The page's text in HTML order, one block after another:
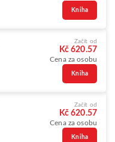
Kniha
Začít od
Kč 620.57
Cena za osobu
Kniha
Začít od
Kč 620.57
Cena za osobu
Kniha